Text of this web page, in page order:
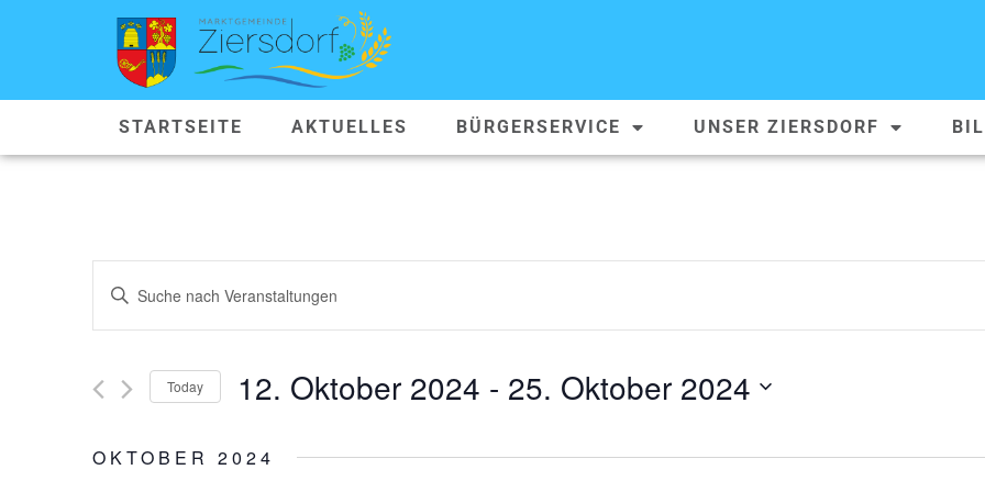
STARTSEITE AKTUELLES BÜRGERSERVICE UNSER ZIERSDORF
VERANSTALTUNGEN
SUCHE
UND
ANSICHTEN,
NAVIGATION
Geben
Sie
Schlüsselwort.
Veranstaltungen
Schlüsselwort.
Today 12. Oktober 2024 - 25. Oktober 2024
OKTOBER 2024